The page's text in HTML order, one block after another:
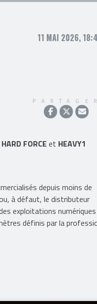
depuis moins de
à défaut, le distributeur
exploitations numériques
définis par la profession